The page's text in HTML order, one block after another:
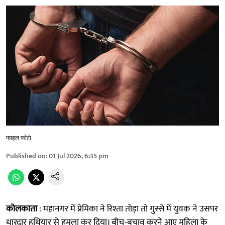
फाइल फोटो
Published on:01 Jul 2026, 6:35 pm
कोलकाता: महानगर में प्रेमिका ने रिश्ता तोड़ा तो गुस्से में युवक ने उसपर